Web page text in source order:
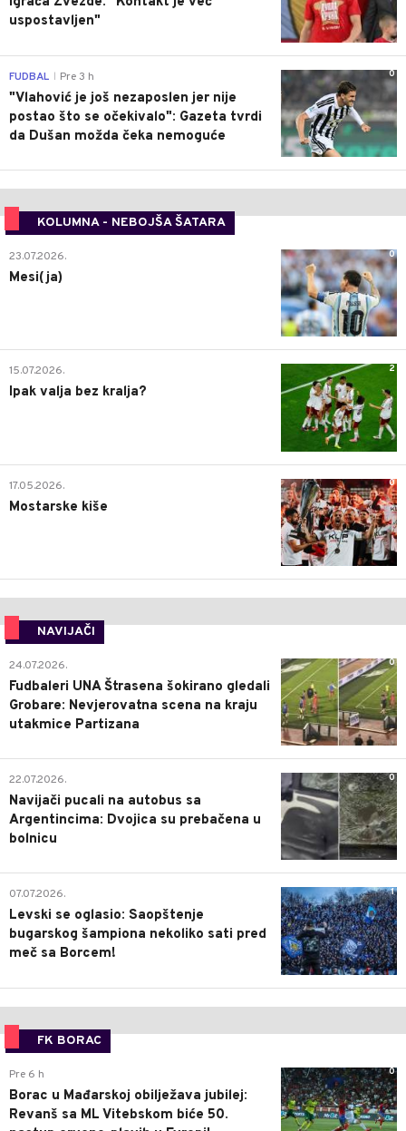
uspostavljen"
0
FUDBAL Pre 3 h
"Vlahović je još nezaposlen jer nije
postao što se očekivalo": Gazeta tvrdi
da Dušan možda čeka nemoguće
KOLUMNA - NEBOJŠA ŠATARA
0
23.07.2026.
Mesi(ja)
2
15.07.2026.
Ipak valja bez kralja?
0
17.05.2026.
Mostarske kiše
NAVIJAČI
0
24.07.2026.
Fudbaleri UNA Štrasena šokirano gledali
Grobare: Nevjerovatna scena na kraju
utakmice Partizana
0
22.07.2026.
Navijači pucali na autobus sa
Argentincima: Dvojica su prebačena u
bolnicu
1
07.07.2026.
Levski se oglasio: Saopštenje
bugarskog šampiona nekoliko sati pred
meč sa Borcem!
FK BORAC
0
Pre 6 h
Borac u Mađarskoj obilježava jubilej:
Revanš sa ML Vitebskom biće 50.